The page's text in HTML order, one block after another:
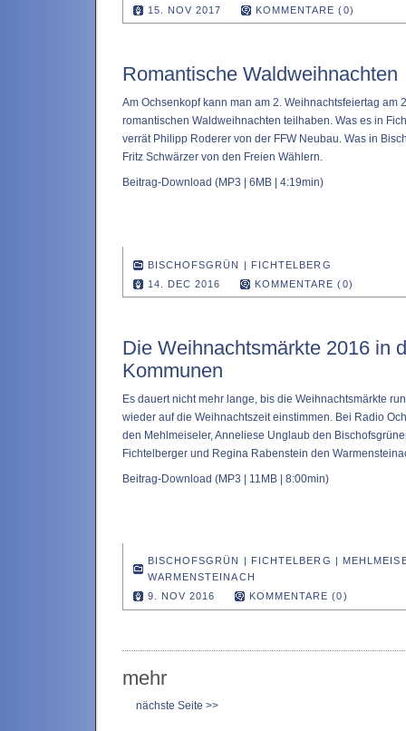
15. NOV 2017
KOMMENTARE (0)
Romantische Waldweihnachten
Am Ochsenkopf kann man am 2. Weihnachtsfeiertag am
romantischen Waldweihnachten teilhaben. Was es in
verrät Philipp Roderer von der FFW Neubau. Was in
Fritz Schwärzer von den Freien Wählern.
Beitrag-Download (MP3 | 6MB | 4:19min)
BISCHOFSGRÜN | FICHTELBERG
14. DEC 2016
KOMMENTARE (0)
Die Weihnachtsmärkte 2016 in
Kommunen
Es dauert nicht mehr lange, bis die Weihnachtsmärkte
wieder auf die Weihnachtszeit einstimmen. Bei Radio
den Mehlmeiseler, Anneliese Unglaub den
Fichtelberger und Regina Rabenstein den
Beitrag-Download (MP3 | 11MB | 8:00min)
BISCHOFSGRÜN FICHTELBERG
WARMENSTEINACH
9. NOV 2016
KOMMENTARE (0)
mehr
nächste Seite >>